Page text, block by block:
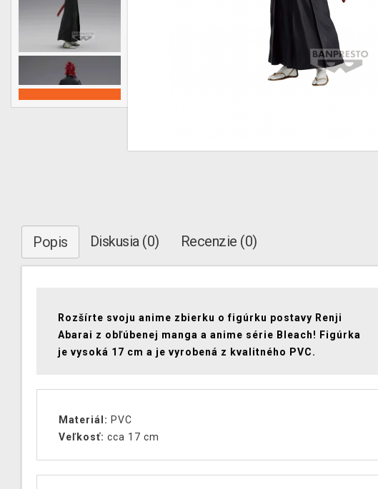
Popis Diskusia (0) Recenzie (0)
Rozšírte svoju anime zbierku o figúrku postavy Renji
Abarai z obľúbenej manga a anime série Bleach! Figúrka
je vysoká 17 cm a je vyrobená z kvalitného PVC.
Materiál: PVC
Veľkosť: cca 17 cm